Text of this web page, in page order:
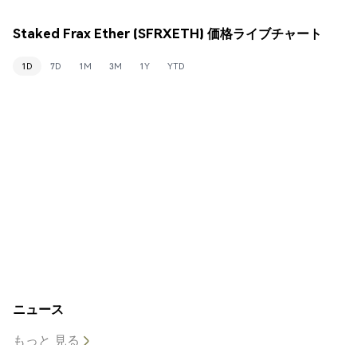
Staked Frax Ether (SFRXETH) 価格ライブチャート
1D 7D 1M 3M 1Y YTD
ニュース
もっと 見る